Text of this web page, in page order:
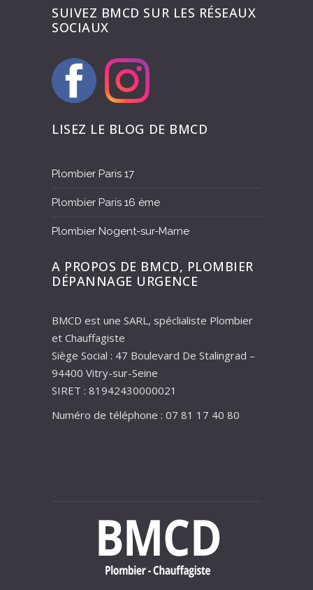
SUIVEZ BMCD SUR LES RÉSEAUX
SOCIAUX
LISEZ LE BLOG DE BMCD
Plombier Paris 17
Plombier Paris 16 ème
Plombier Nogent-sur-Marne
A PROPOS DE BMCD, PLOMBIER
DÉPANNAGE URGENCE
BMCD est une SARL, spéclialiste Plombier
et Chauffagiste
Siège Social : 47 Boulevard De Stalingrad –
94400 Vitry-sur-Seine
SIRET : 81942430000021
Numéro de téléphone : 07 81 17 40 80